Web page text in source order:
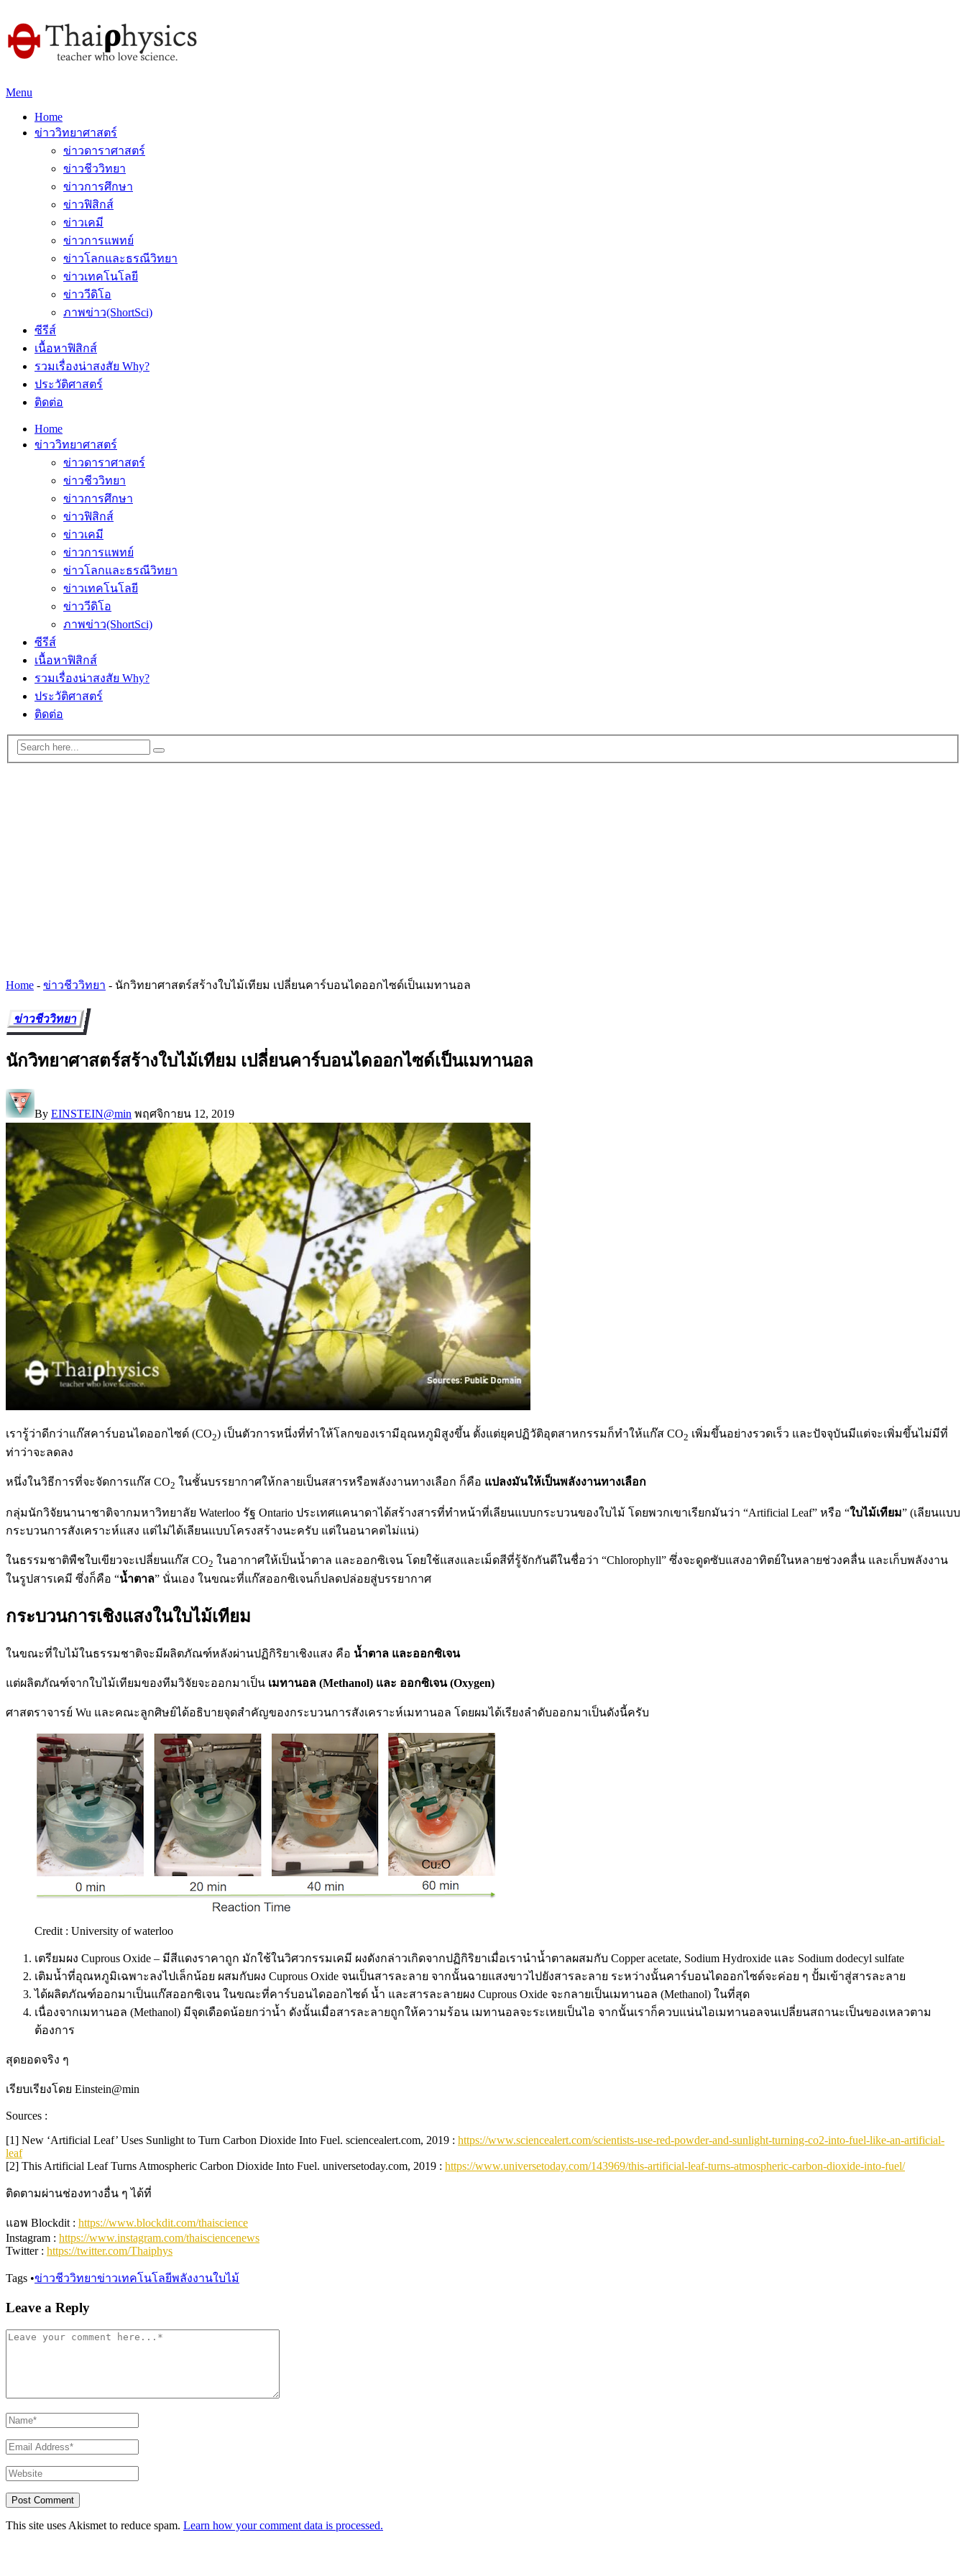
Menu
Home
ข่าววิทยาศาสตร์
ข่าวดาราศาสตร์
ข่าวชีววิทยา
ข่าวการศึกษา
ข่าวฟิสิกส์
ข่าวเคมี
ข่าวการแพทย์
ข่าวโลกและธรณีวิทยา
ข่าวเทคโนโลยี
ข่าววีดิโอ
ภาพข่าว(ShortSci)
ซีรีส์
เนื้อหาฟิสิกส์
รวมเรื่องน่าสงสัย Why?
ประวัติศาสตร์
ติดต่อ
Home
ข่าววิทยาศาสตร์
ข่าวดาราศาสตร์
ข่าวชีววิทยา
ข่าวการศึกษา
ข่าวฟิสิกส์
ข่าวเคมี
ข่าวการแพทย์
ข่าวโลกและธรณีวิทยา
ข่าวเทคโนโลยี
ข่าววีดิโอ
ภาพข่าว(ShortSci)
ซีรีส์
เนื้อหาฟิสิกส์
รวมเรื่องน่าสงสัย Why?
ประวัติศาสตร์
ติดต่อ
Home - ข่าวชีววิทยา - นักวิทยาศาสตร์สร้างใบไม้เทียม เปลี่ยนคาร์บอนไดออกไซด์เป็นเมทานอล
ข่าวชีววิทยา
นักวิทยาศาสตร์สร้างใบไม้เทียม เปลี่ยนคาร์บอนไดออกไซด์เป็นเมทานอล
By EINSTEIN@min พฤศจิกายน 12, 2019
เรารู้ว่าดีกว่าแก๊สคาร์บอนไดออกไซด์ (CO2) เป็นตัวการหนึ่งที่ทำให้โลกของเรามีอุณหภูมิสูงขึ้น ตั้งแต่ยุคปฏิวัติอุตสาหกรรมก็ทำให้แก๊ส CO2 เพิ่มขึ้นอย่างรวดเร็ว และปัจจุบันมีแต่จะเพิ่มขึ้นไม่มีที่
ท่าว่าจะลดลง
หนึ่งในวิธีการที่จะจัดการแก๊ส CO2 ในชั้นบรรยากาศให้กลายเป็นสสารหรือพลังงานทางเลือก ก็คือ แปลงมันให้เป็นพลังงานทางเลือก
กลุ่มนักวิจัยนานาชาติจากมหาวิทยาลัย Waterloo รัฐ Ontario ประเทศแคนาดาได้สร้างสารที่ทำหน้าที่เลียนแบบกระบวนของใบไม้ โดยพวกเขาเรียกมันว่า “Artificial Leaf” หรือ “ใบไม้เทียม” (เลียนแบบ
กระบวนการสังเคราะห์แสง แต่ไม่ได้เลียนแบบโครงสร้างนะครับ แต่ในอนาคตไม่แน่)
ในธรรมชาติพืชใบเขียวจะเปลี่ยนแก๊ส CO2 ในอากาศให้เป็นน้ำตาล และออกซิเจน โดยใช้แสงและเม็ดสีที่รู้จักกันดีในชื่อว่า “Chlorophyll” ซึ่งจะดูดซับแสงอาทิตย์ในหลายช่วงคลื่น และเก็บพลังงาน
ในรูปสารเคมี ซึ่งก็คือ “น้ำตาล” นั่นเอง ในขณะที่แก๊สออกซิเจนก็ปลดปล่อยสู่บรรยากาศ
กระบวนการเชิงแสงในใบไม้เทียม
ในขณะที่ใบไม้ในธรรมชาติจะมีผลิตภัณฑ์หลังผ่านปฏิกิริยาเชิงแสง คือ น้ำตาล และออกซิเจน
แต่ผลิตภัณฑ์จากใบไม้เทียมของทีมวิจัยจะออกมาเป็น เมทานอล (Methanol) และ ออกซิเจน (Oxygen)
ศาสตราจารย์ Wu และคณะลูกศิษย์ได้อธิบายจุดสำคัญของกระบวนการสังเคราะห์เมทานอล โดยผมได้เรียงลำดับออกมาเป็นดังนี้ครับ
Credit : University of waterloo
เตรียมผง Cuprous Oxide – มีสีแดงราคาถูก มักใช้ในวิศวกรรมเคมี ผงดังกล่าวเกิดจากปฏิกิริยาเมื่อเรานำน้ำตาลผสมกับ Copper acetate, Sodium Hydroxide และ Sodium dodecyl sulfate
เติมน้ำที่อุณหภูมิเฉพาะลงไปเล็กน้อย ผสมกับผง Cuprous Oxide จนเป็นสารละลาย จากนั้นฉายแสงขาวไปยังสารละลาย ระหว่างนั้นคาร์บอนไดออกไซด์จะค่อย ๆ ปั้มเข้าสู่สารละลาย
ได้ผลิตภัณฑ์ออกมาเป็นแก๊สออกซิเจน ในขณะที่คาร์บอนไดออกไซด์ น้ำ และสารละลายผง Cuprous Oxide จะกลายเป็นเมทานอล (Methanol) ในที่สุด
เนื่องจากเมทานอล (Methanol) มีจุดเดือดน้อยกว่าน้ำ ดังนั้นเมื่อสารละลายถูกให้ความร้อน เมทานอลจะระเหยเป็นไอ จากนั้นเราก็ควบแน่นไอเมทานอลจนเปลี่ยนสถานะเป็นของเหลวตาม
ต้องการ
สุดยอดจริง ๆ
เรียบเรียงโดย Einstein@min
Sources :
[1] New ‘Artificial Leaf’ Uses Sunlight to Turn Carbon Dioxide Into Fuel. sciencealert.com, 2019 : https://www.sciencealert.com/scientists-use-red-powder-and-sunlight-turning-co2-into-fuel-like-an-artificial-
leaf
[2] This Artificial Leaf Turns Atmospheric Carbon Dioxide Into Fuel. universetoday.com, 2019 : https://www.universetoday.com/143969/this-artificial-leaf-turns-atmospheric-carbon-dioxide-into-fuel/
ติดตามผ่านช่องทางอื่น ๆ ได้ที่
แอพ Blockdit : https://www.blockdit.com/thaiscience
Instagram : https://www.instagram.com/thaisciencenews
Twitter : https://twitter.com/Thaiphys
Tags •ข่าวชีววิทยาข่าวเทคโนโลยีพลังงานใบไม้
Leave a Reply
This site uses Akismet to reduce spam. Learn how your comment data is processed.